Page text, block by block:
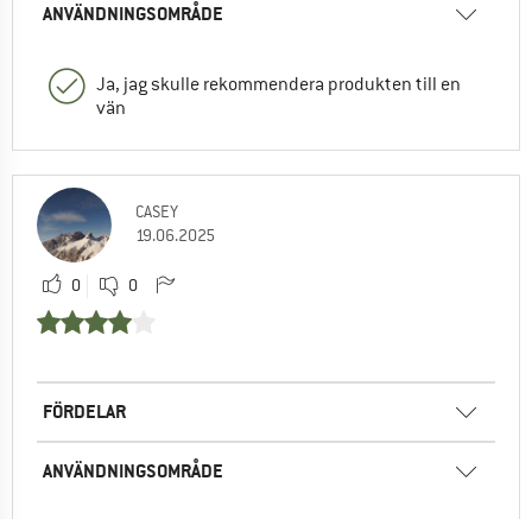
ANVÄNDNINGSOMRÅDE
Ja, jag skulle rekommendera produkten till en
vän
CASEY
19.06.2025
0 0
FÖRDELAR
ANVÄNDNINGSOMRÅDE